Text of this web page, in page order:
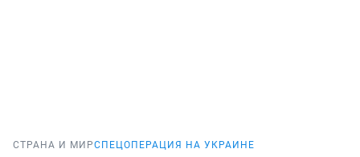
СТРАНА И МИРСПЕЦОПЕРАЦИЯ НА УКРАИНЕ